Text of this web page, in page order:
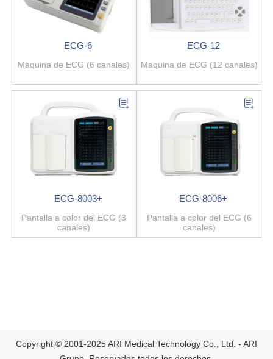
ECG-6
Máquina de ECG (6 canales)
ECG-12
Máquina de ECG (12 canales)
ECG-8003+
Pantalla a color del ECG (3
canales)
ECG-8006+
Pantalla a color del ECG (6
canales)
Copyright © 2001-2025 ARI Medical Technology Co., Ltd. - ARI